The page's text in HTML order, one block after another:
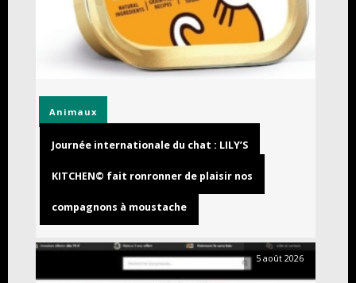
Animaux
Journée internationale du chat : LILY’S
KITCHEN© fait ronronner de plaisir nos
compagnons à moustache
5 août 2026